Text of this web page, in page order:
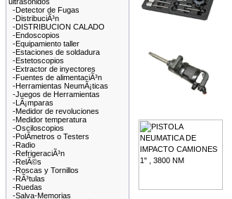
-Detector de Fugas
-DistribuciÃ³n
-DISTRIBUCION CALADO
-Endoscopios
-Equipamiento taller
-Estaciones de soldadura
-Estetoscopios
-Extractor de inyectores
-Fuentes de alimentaciÃ³n
-Herramientas NeumÃ¡ticas
-Juegos de Herramientas
-LÃ¡mparas
-Medidor de revoluciones
-Medidor temperatura
-Osciloscopios
-PolÃ­metros o Testers
-Radio
-RefrigeraciÃ³n
-RelÃ©s
-Roscas y Tornillos
-RÃ³tulas
-Ruedas
-Salva-Memorias